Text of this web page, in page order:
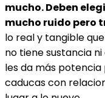
mucho. Deben
mucho ruido pero
lo real y tangible
no tiene sustancia ni
les da más
caducas con